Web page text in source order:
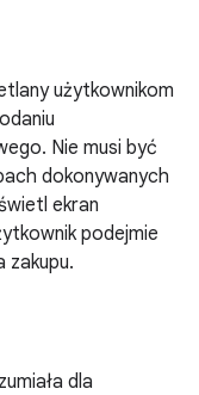
użytkownikom
Nie musi być
dokonywanych
ekran
podejmie
zakupu.
dla